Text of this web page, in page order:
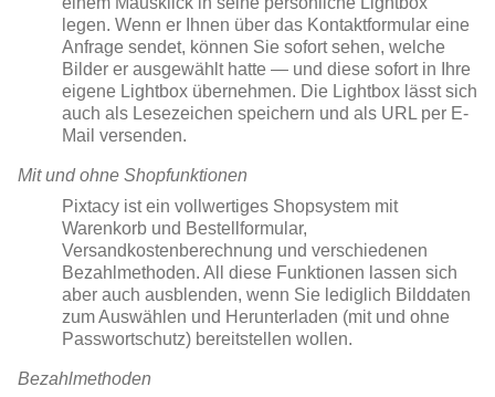
legen. Wenn er Ihnen über das Kontaktformular eine
Anfrage sendet, können Sie sofort sehen, welche
Bilder er ausgewählt hatte — und diese sofort in Ihre
eigene Lightbox übernehmen. Die Lightbox lässt sich
auch als Lesezeichen speichern und als URL per E-
Mail versenden.
Mit und ohne Shopfunktionen
Pixtacy ist ein vollwertiges Shopsystem mit
Warenkorb und Bestellformular,
Versandkostenberechnung und verschiedenen
Bezahlmethoden. All diese Funktionen lassen sich
aber auch ausblenden, wenn Sie lediglich Bilddaten
zum Auswählen und Herunterladen (mit und ohne
Passwortschutz) bereitstellen wollen.
Bezahlmethoden